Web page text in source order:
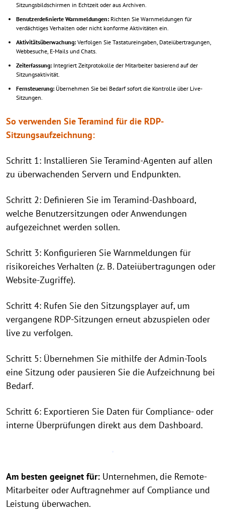
Sitzungsbildschirmen in Echtzeit oder aus Archiven.
Benutzerdefinierte Warnmeldungen: Richten Sie Warnmeldungen für
verdächtiges Verhalten oder nicht konforme Aktivitäten ein.
Aktivitätsüberwachung: Verfolgen Sie Tastatureingaben, Dateiübertragungen,
Webbesuche, E-Mails und Chats.
Zeiterfassung: Integriert Zeitprotokolle der Mitarbeiter basierend auf der
Sitzungsaktivität.
Fernsteuerung: Übernehmen Sie bei Bedarf sofort die Kontrolle über Live-
Sitzungen.
So verwenden Sie Teramind für die RDP-
Sitzungsaufzeichnung:
Schritt 1: Installieren Sie Teramind-Agenten auf allen
zu überwachenden Servern und Endpunkten.
Schritt 2: Definieren Sie im Teramind-Dashboard,
welche Benutzersitzungen oder Anwendungen
aufgezeichnet werden sollen.
Schritt 3: Konfigurieren Sie Warnmeldungen für
risikoreiches Verhalten (z. B. Dateiübertragungen oder
Website-Zugriffe).
Schritt 4: Rufen Sie den Sitzungsplayer auf, um
vergangene RDP-Sitzungen erneut abzuspielen oder
live zu verfolgen.
Schritt 5: Übernehmen Sie mithilfe der Admin-Tools
eine Sitzung oder pausieren Sie die Aufzeichnung bei
Bedarf.
Schritt 6: Exportieren Sie Daten für Compliance- oder
interne Überprüfungen direkt aus dem Dashboard.
Am besten geeignet für: Unternehmen, die Remote-
Mitarbeiter oder Auftragnehmer auf Compliance und
Leistung überwachen.